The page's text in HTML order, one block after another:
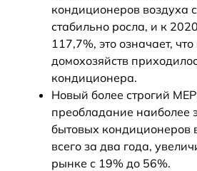
кондиционеров воздуха
стабильно росла, и к
117,7%, это означает,
домохозяйств
кондиционера.
Новый более строгий
преобладание наиболее
бытовых кондиционеров
всего за два года,
рынке с 19% до 56%.